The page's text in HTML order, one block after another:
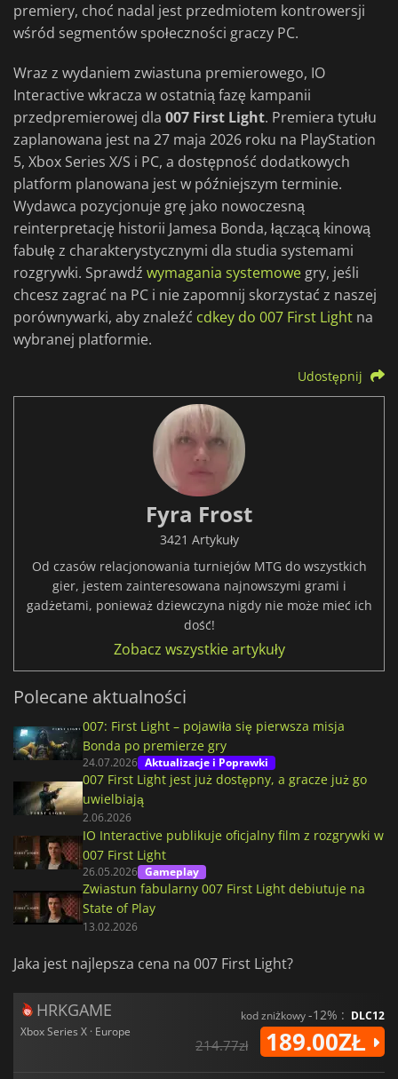
premiery, choć nadal jest przedmiotem kontrowersji
wśród segmentów społeczności graczy PC.
Wraz z wydaniem zwiastuna premierowego, IO
Interactive wkracza w ostatnią fazę kampanii
przedpremierowej dla 007 First Light. Premiera tytułu
zaplanowana jest na 27 maja 2026 roku na PlayStation
5, Xbox Series X/S i PC, a dostępność dodatkowych
platform planowana jest w późniejszym terminie.
Wydawca pozycjonuje grę jako nowoczesną
reinterpretację historii Jamesa Bonda, łączącą kinową
fabułę z charakterystycznymi dla studia systemami
rozgrywki. Sprawdź wymagania systemowe gry, jeśli
chcesz zagrać na PC i nie zapomnij skorzystać z naszej
porównywarki, aby znaleźć cdkey do 007 First Light na
wybranej platformie.
Udostępnij
Fyra Frost
3421 Artykuły
Od czasów relacjonowania turniejów MTG do wszystkich
gier, jestem zainteresowana najnowszymi grami i
gadżetami, ponieważ dziewczyna nigdy nie może mieć ich
dość!
Zobacz wszystkie artykuły
Polecane aktualności
007: First Light – pojawiła się pierwsza misja
Bonda po premierze gry
24.07.2026 Aktualizacje i Poprawki
007 First Light jest już dostępny, a gracze już go
uwielbiają
2.06.2026
IO Interactive publikuje oficjalny film z rozgrywki w
007 First Light
26.05.2026 Gameplay
Zwiastun fabularny 007 First Light debiutuje na
State of Play
13.02.2026
Jaka jest najlepsza cena na 007 First Light?
HRKGAME
Xbox Series X · Europe
kod zniżkowy-12% : DLC12
214.77zł 189.00ZŁ